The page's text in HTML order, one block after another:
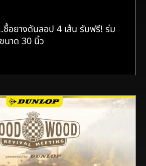
อยางดันลอป 4 เส้น รับฟรี! ร่ม
าด 30 นิ้ว